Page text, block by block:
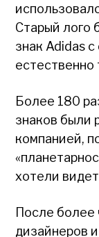
Старый лого
знак Adidas
естественно
Более 180
знаков были
компанией,
хотели
После более
дизайнеров